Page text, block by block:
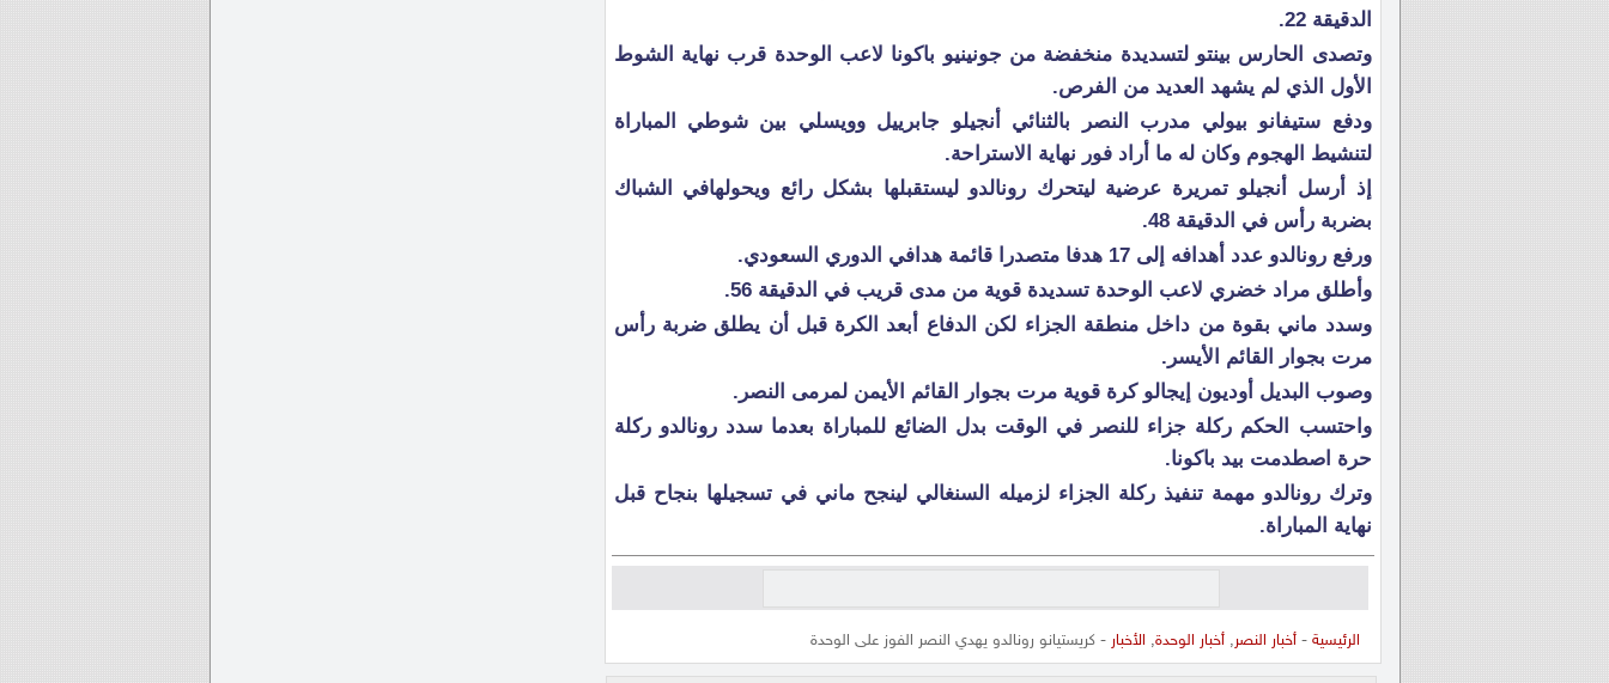
الدقيقة 22.
وتصدى الحارس بينتو لتسديدة منخفضة من جونينيو باكونا لاعب الوحدة قرب نهاية الشوط
الأول الذي لم يشهد العديد من الفرص.
ودفع ستيفانو بيولي مدرب النصر بالثنائي أنجيلو جابرييل وويسلي بين شوطي المباراة
لتنشيط الهجوم وكان له ما أراد فور نهاية الاستراحة.
إذ أرسل أنجيلو تمريرة عرضية ليتحرك رونالدو ليستقبلها بشكل رائع ويحولهافي الشباك
بضربة رأس في الدقيقة 48.
ورفع رونالدو عدد أهدافه إلى 17 هدفا متصدرا قائمة هدافي الدوري السعودي.
وأطلق مراد خضري لاعب الوحدة تسديدة قوية من مدى قريب في الدقيقة 56.
وسدد ماني بقوة من داخل منطقة الجزاء لكن الدفاع أبعد الكرة قبل أن يطلق ضربة رأس
مرت بجوار القائم الأيسر.
وصوب البديل أوديون إيجالو كرة قوية مرت بجوار القائم الأيمن لمرمى النصر.
واحتسب الحكم ركلة جزاء للنصر في الوقت بدل الضائع للمباراة بعدما سدد رونالدو ركلة
حرة اصطدمت بيد باكونا.
وترك رونالدو مهمة تنفيذ ركلة الجزاء لزميله السنغالي لينجح ماني في تسجيلها بنجاح قبل
نهاية المباراة.
الرئيسية -أخبار النصر,أخبار الوحدة, الأخبار - كريستيانو رونالدو يهدي النصر الفوز على الوحدة